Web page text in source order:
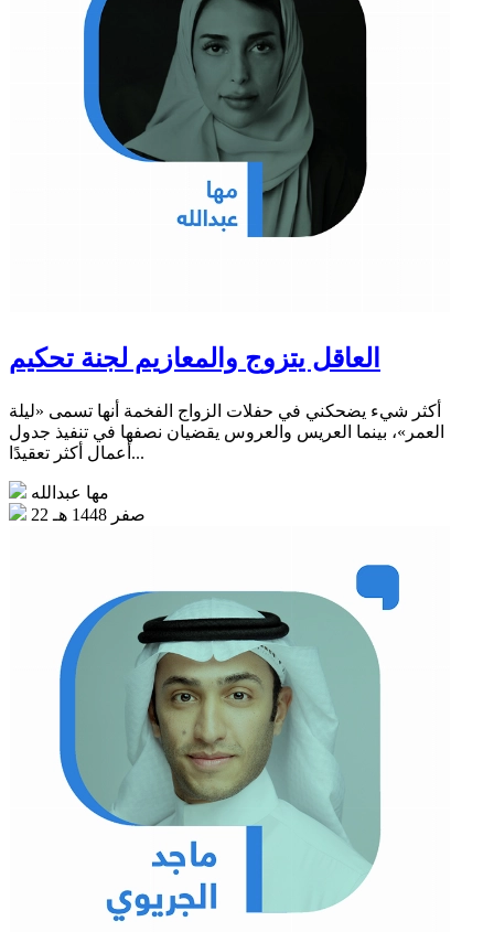
العاقل يتزوج والمعازيم لجنة تحكيم
أكثر شيء يضحكني في حفلات الزواج الفخمة أنها تسمى «ليلة
العمر»، بينما العريس والعروس يقضيان نصفها في تنفيذ جدول
أعمال أكثر تعقيدًا...
مها عبدالله
22 صفر 1448 هـ